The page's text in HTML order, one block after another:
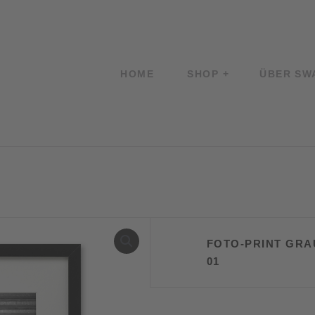
HOME SHOP ÜBER
FOTO-PRINT
01